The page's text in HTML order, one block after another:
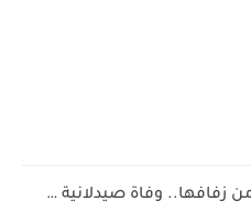
قبل ساعات من زفافها.. وفاة صيدلانية شابة تُحول الفرح إلى...